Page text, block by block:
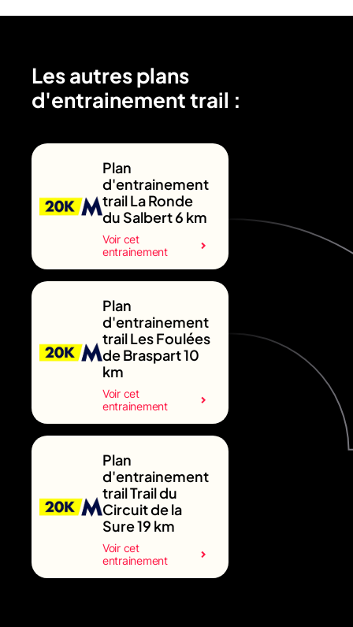
Les autres plans
d'entrainement trail :
Plan
d'entrainement
trail La Ronde
du Salbert 6 km
Voir cet
entrainement
Plan
d'entrainement
trail Les Foulées
de Braspart 10
km
Voir cet
entrainement
Plan
d'entrainement
trail Trail du
Circuit de la
Sure 19 km
Voir cet
entrainement